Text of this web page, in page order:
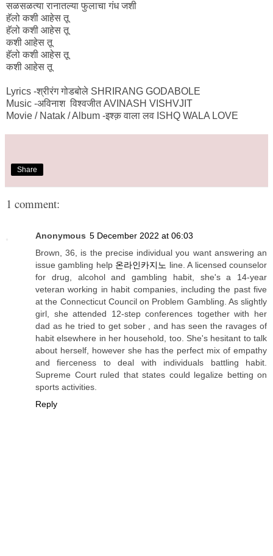
सळसळत्या रानातल्या फुलाचा गंध जशी
हॅलो कशी आहेस तू
हॅलो कशी आहेस तू
कशी आहेस तू
हॅलो कशी आहेस तू
कशी आहेस तू
Lyrics -श्रीरंग गोडबोले SHRIRANG GODABOLE
Music -अविनाश विश्वजीत AVINASH VISHVJIT
Movie / Natak / Album -इश्क़ वाला लव ISHQ WALA LOVE
Share
1 comment:
Anonymous 5 December 2022 at 06:03
Brown, 36, is the precise individual you want answering an
issue gambling help 온라인카지노 line. A licensed counselor
for drug, alcohol and gambling habit, she's a 14-year
veteran working in habit companies, including the past five
at the Connecticut Council on Problem Gambling. As slightly
girl, she attended 12-step conferences together with her
dad as he tried to get sober , and has seen the ravages of
habit elsewhere in her household, too. She's hesitant to talk
about herself, however she has the perfect mix of empathy
and fierceness to deal with individuals battling habit.
Supreme Court ruled that states could legalize betting on
sports activities.
Reply